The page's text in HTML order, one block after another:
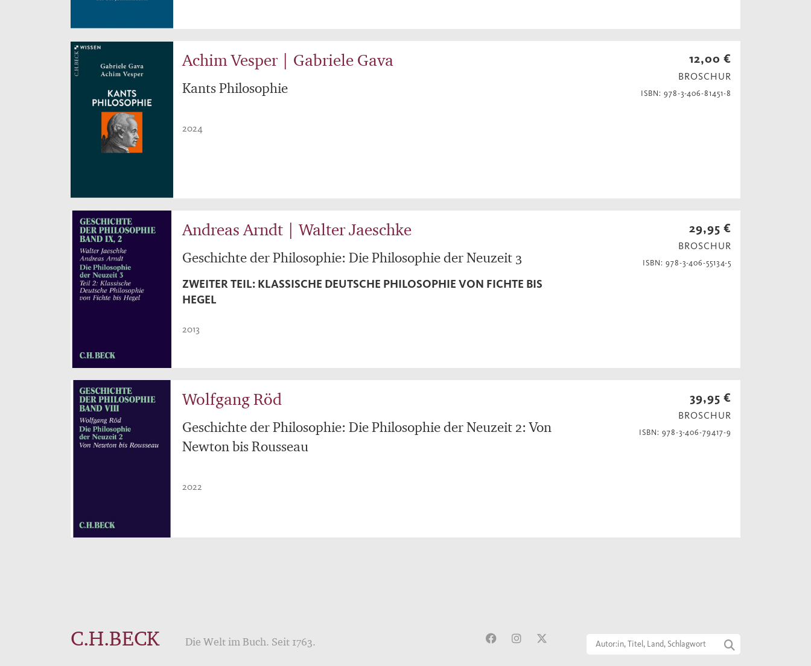
Achim Vesper | Gabriele Gava
Kants Philosophie
2024
12,00 €
BROSCHUR
ISBN: 978-3-406-81451-8
Andreas Arndt | Walter Jaeschke
Geschichte der Philosophie: Die Philosophie der Neuzeit 3
ZWEITER TEIL: KLASSISCHE DEUTSCHE PHILOSOPHIE VON FICHTE BIS
HEGEL
2013
29,95 €
BROSCHUR
ISBN: 978-3-406-55134-5
Wolfgang Röd
Geschichte der Philosophie: Die Philosophie der Neuzeit 2: Von
Newton bis Rousseau
2022
39,95 €
BROSCHUR
ISBN: 978-3-406-79417-9
C.H.BECK Die Welt im Buch. Seit 1763.